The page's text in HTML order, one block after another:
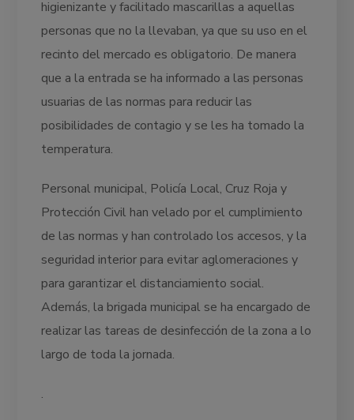
higienizante y facilitado mascarillas a aquellas
personas que no la llevaban, ya que su uso en el
recinto del mercado es obligatorio. De manera
que a la entrada se ha informado a las personas
usuarias de las normas para reducir las
posibilidades de contagio y se les ha tomado la
temperatura.
Personal municipal, Policía Local, Cruz Roja y
Protección Civil han velado por el cumplimiento
de las normas y han controlado los accesos, y la
seguridad interior para evitar aglomeraciones y
para garantizar el distanciamiento social.
Además, la brigada municipal se ha encargado de
realizar las tareas de desinfección de la zona a lo
largo de toda la jornada.
.